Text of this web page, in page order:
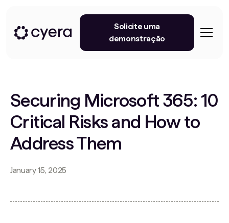
Solicite uma
demonstração
Securing Microsoft 365: 10
Critical Risks and How to
Address Them
January 15, 2025